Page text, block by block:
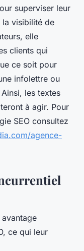
superviser leur
la visibilité de
elle
clients qui
ce soit pour
infolettre ou
les textes
à agir. Pour
SEO consultez
agence-
ce qui leur